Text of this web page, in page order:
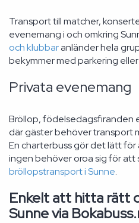
Transport till matcher,
evenemang i och omkring
och klubbaranländer hela
bekymmer med parkering
Privata evenemang
Bröllop, födelsedagsfiranden
där gäster behöver transport
En charterbuss gör det lätt
ingen behöver oroa sig för att
bröllopstransport i Sunne.
Enkelt att hitta rätt
Sunne via